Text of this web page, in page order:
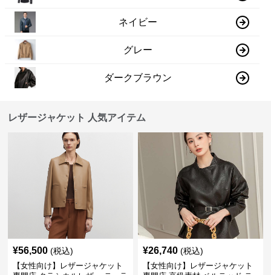
ネイビー
グレー
ダークブラウン
レザージャケット 人気アイテム
¥56,500 (税込)
【女性向け】レザージャケット
¥26,740 (税込)
【女性向け】レザージャケット